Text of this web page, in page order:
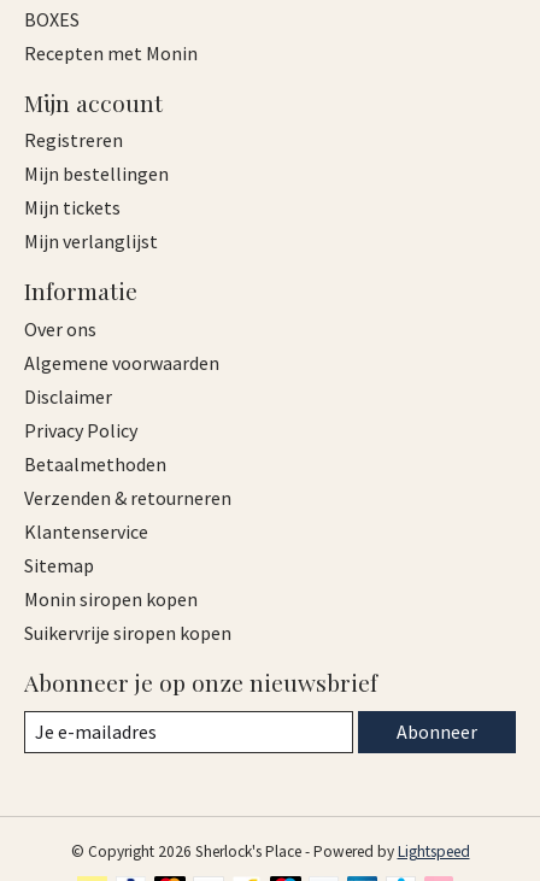
BOXES
Recepten met Monin
Mijn account
Registreren
Mijn bestellingen
Mijn tickets
Mijn verlanglijst
Informatie
Over ons
Algemene voorwaarden
Disclaimer
Privacy Policy
Betaalmethoden
Verzenden & retourneren
Klantenservice
Sitemap
Monin siropen kopen
Suikervrije siropen kopen
Abonneer je op onze nieuwsbrief
Abonneer
© Copyright 2026 Sherlock's Place - Powered byLightspeed